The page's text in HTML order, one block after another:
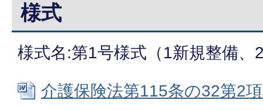
様式
様式名:第1号様式（1新規整備、
介護保険法第115条の32第2